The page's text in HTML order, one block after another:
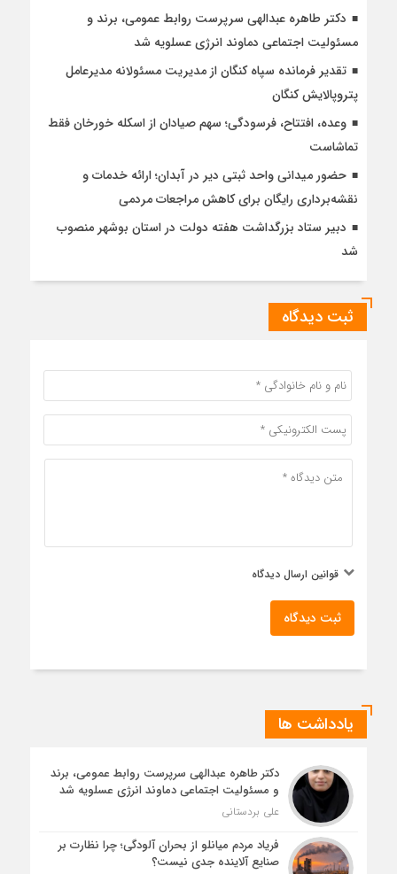
دکتر طاهره عبدالهی سرپرست روابط عمومی، برند و
مسئولیت اجتماعی دماوند انرژی عسلویه شد
تقدیر فرمانده سپاه کنگان از مدیریت مسئولانه مدیرعامل
پتروپالایش کنگان
وعده، افتتاح، فرسودگی؛ سهم صیادان از اسکله خورخان فقط
تماشاست
حضور میدانی واحد ثبتی دیر در آبدان؛ ارائه خدمات و
نقشه‌برداری رایگان برای کاهش مراجعات مردمی
دبیر ستاد بزرگداشت هفته دولت در استان بوشهر منصوب
شد
ثبت دیدگاه
قوانین ارسال دیدگاه
ثبت دیدگاه
یادداشت ها
دکتر طاهره عبدالهی سرپرست روابط عمومی، برند
و مسئولیت اجتماعی دماوند انرژی عسلویه شد
علی بردستانی
فریاد مردم میانلو از بحران آلودگی؛ چرا نظارت بر
صنایع آلاینده جدی نیست؟